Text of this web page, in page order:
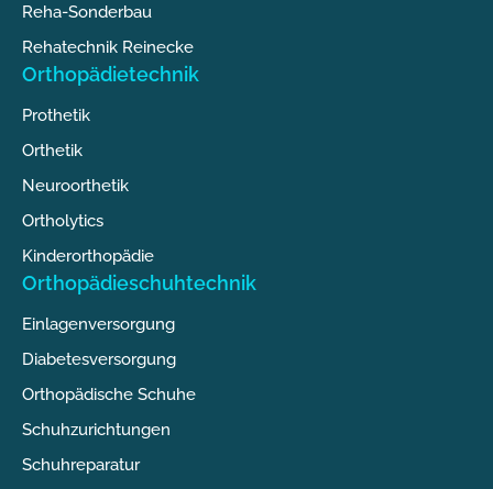
Reha-Sonderbau
Rehatechnik Reinecke
Orthopädietechnik
Prothetik
Orthetik
Neuroorthetik
Ortholytics
Kinderorthopädie
Orthopädieschuhtechnik
Einlagenversorgung
Diabetesversorgung
Orthopädische Schuhe
Schuhzurichtungen
Schuhreparatur